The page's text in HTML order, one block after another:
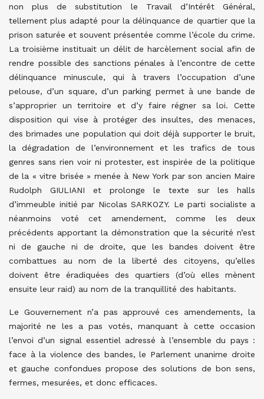
non plus de substitution le Travail d’Intérêt Général,
tellement plus adapté pour la délinquance de quartier que la
prison saturée et souvent présentée comme l’école du crime.
La troisième instituait un délit de harcèlement social afin de
rendre possible des sanctions pénales à l’encontre de cette
délinquance minuscule, qui à travers l’occupation d’une
pelouse, d’un square, d’un parking permet à une bande de
s’approprier un territoire et d’y faire régner sa loi. Cette
disposition qui vise à protéger des insultes, des menaces,
des brimades une population qui doit déjà supporter le bruit,
la dégradation de l’environnement et les trafics de tous
genres sans rien voir ni protester, est inspirée de la politique
de la « vitre brisée » menée à New York par son ancien Maire
Rudolph GIULIANI et prolonge le texte sur les halls
d’immeuble initié par Nicolas SARKOZY. Le parti socialiste a
néanmoins voté cet amendement, comme les deux
précédents apportant la démonstration que la sécurité n’est
ni de gauche ni de droite, que les bandes doivent être
combattues au nom de la liberté des citoyens, qu’elles
doivent être éradiquées des quartiers (d’où elles mènent
ensuite leur raid) au nom de la tranquillité des habitants.
Le Gouvernement n’a pas approuvé ces amendements, la
majorité ne les a pas votés, manquant à cette occasion
l’envoi d’un signal essentiel adressé à l’ensemble du pays :
face à la violence des bandes, le Parlement unanime droite
et gauche confondues propose des solutions de bon sens,
fermes, mesurées, et donc efficaces.